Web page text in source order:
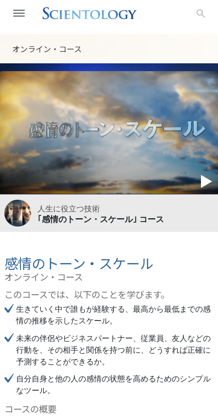
オンライン・コース
人生に役立つ技術
｢感情のトーン・スケール｣ コース
感情のトーン・スケール
オンライン・コース
このコースでは、以下のことを学びます。
生きていく中で誰もが経験する、最高から最低までの感
情の推移を示したスケール。
未来の伴侶やビジネスパートナー、従業員、友人などの
行動を、その相手と関係を持つ前に、どうすれば正確に
予測することができるか。
自分自身と他の人の感情の状態を高めるためのシンプル
なツール。
コースの概要